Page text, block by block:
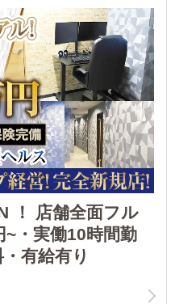
フル
~・実働10時間勤
有給有り